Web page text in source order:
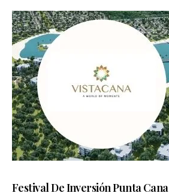
Festival De Inversión Punta Cana